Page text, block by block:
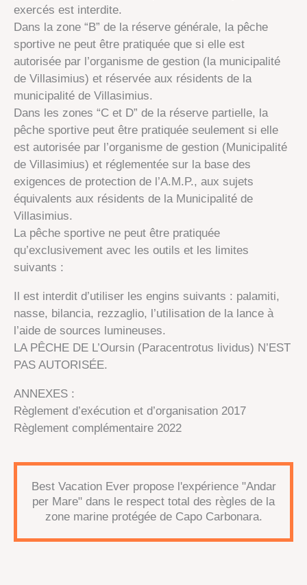
exercés est interdite.
Dans la zone “B” de la réserve générale, la pêche
sportive ne peut être pratiquée que si elle est
autorisée par l’organisme de gestion (la municipalité
de Villasimius) et réservée aux résidents de la
municipalité de Villasimius.
Dans les zones “C et D” de la réserve partielle, la
pêche sportive peut être pratiquée seulement si elle
est autorisée par l’organisme de gestion (Municipalité
de Villasimius) et réglementée sur la base des
exigences de protection de l’A.M.P., aux sujets
équivalents aux résidents de la Municipalité de
Villasimius.
La pêche sportive ne peut être pratiquée
qu’exclusivement avec les outils et les limites
suivants :
Il est interdit d’utiliser les engins suivants : palamiti,
nasse, bilancia, rezzaglio, l’utilisation de la lance à
l’aide de sources lumineuses.
LA PÊCHE DE L’Oursin (Paracentrotus lividus) N’EST
PAS AUTORISÉE.
ANNEXES :
Règlement d’exécution et d’organisation 2017
Règlement complémentaire 2022
Best Vacation Ever propose l'expérience "Andar
per Mare" dans le respect total des règles de la
zone marine protégée de Capo Carbonara.